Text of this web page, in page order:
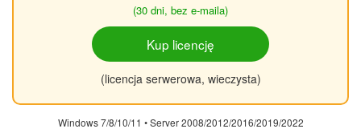
(30 dni, bez e-maila)
Kup licencję
(licencja serwerowa, wieczysta)
Windows 7/8/10/11 • Server 2008/2012/2016/2019/2022